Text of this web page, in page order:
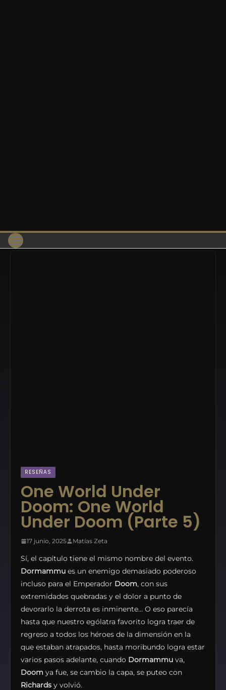
RESEÑAS
One World Under
Doom: One World
Under Doom (parte 5)
17 junio, 2025 Matías Zeta
Sí, el capítulo tiene el mismo nombre del evento.
Dormammu es un enemigo demasiado poderoso
incluso para el Emperador Doom, con sus
extremidades quebradas y el dolor a punto de
devorarlo la derrota es inminente… O eso parecía
hasta que nuestro ególatra favorito logra traer de
regreso a todos los héroes de la dimensión en la
que estaban atrapados, hasta moribundo logra estar
varios pasos adelante, cuando Dormammu va,
Doom ya fue, se cambio la capa, se puteo con
Richards y volvió.